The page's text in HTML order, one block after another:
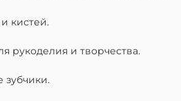
кистей.
рукоделия и творчества.
зубчики.